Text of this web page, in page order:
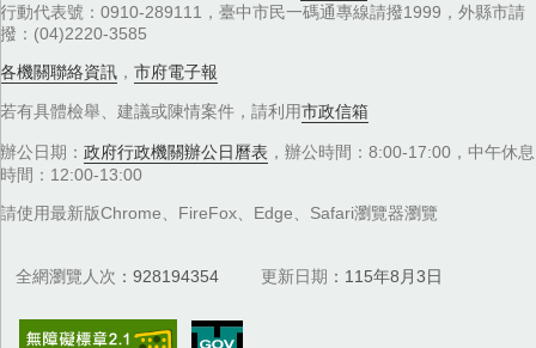
行動代表號：0910-289111，臺中市民一碼通專線請撥1999，外縣市請
撥：(04)2220-3585
各機關聯絡資訊 ， 市府電子報
若有具體檢舉、建議或陳情案件，請利用市政信箱
辦公日期： 政府行政機關辦公日曆表 ，辦公時間：8:00-17:00，中午休息
時間：12:00-13:00
請使用最新版Chrome、FireFox、Edge、Safari瀏覽器瀏覽
全網瀏覽人次 928194354 更新日期 115年8月3日